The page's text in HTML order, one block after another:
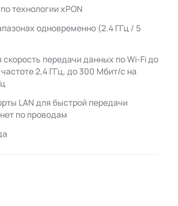
технологии xPON
одновременно (2.4 ГГц / 5
передачи данных по Wi-Fi до
2,4 ГГц, до 300 Мбит/с на
LAN для быстрой передачи
по проводам